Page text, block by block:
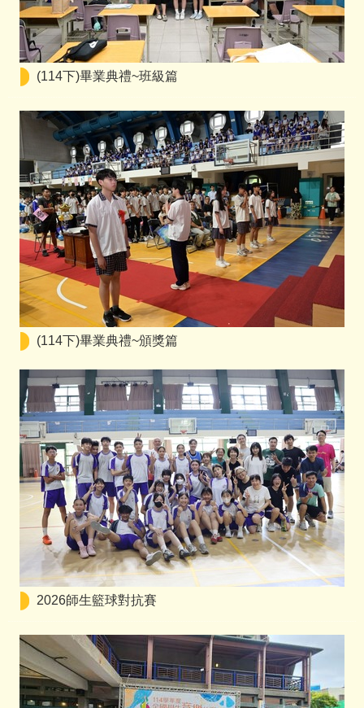
(114下)畢業典禮~班級篇
(114下)畢業典禮~頒獎篇
2026師生籃球對抗賽